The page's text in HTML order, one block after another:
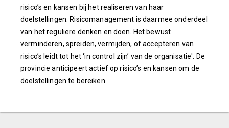
risico’s en kansen bij het realiseren van haar
doelstellingen. Risicomanagement is daarmee onderdeel
van het reguliere denken en doen. Het bewust
verminderen, spreiden, vermijden, of accepteren van
risico’s leidt tot het ‘in control zijn’ van de organisatie'. De
provincie anticipeert actief op risico’s en kansen om de
doelstellingen te bereiken.